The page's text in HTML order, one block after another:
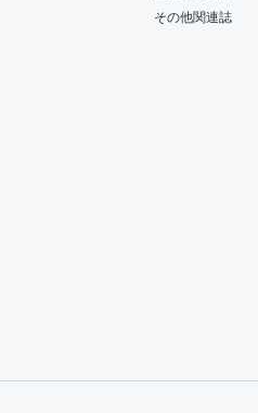
その他関連誌